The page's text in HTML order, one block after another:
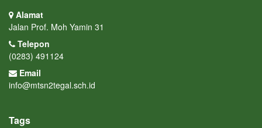
Alamat
Jalan Prof. Moh Yamin 31
Telepon
(0283) 491124
Email
info@mtsn2tegal.sch.id
Tags